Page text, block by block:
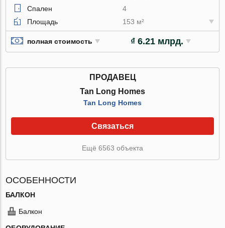
Спален
4
Площадь
153 м²
полная стоимость ₫ 6.21 млрд.
ПРОДАВЕЦ
Tan Long Homes
Tan Long Homes
Связаться
Ещё 6563 объекта
ОСОБЕННОСТИ
БАЛКОН
Балкон